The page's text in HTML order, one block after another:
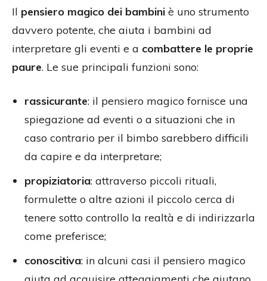
Il pensiero magico dei bambini è uno strumento
davvero potente, che aiuta i bambini ad
interpretare gli eventi e a combattere le proprie
paure. Le sue principali funzioni sono:
rassicurante: il pensiero magico fornisce una
spiegazione ad eventi o a situazioni che in
caso contrario per il bimbo sarebbero difficili
da capire e da interpretare;
propiziatoria: attraverso piccoli rituali,
formulette o altre azioni il piccolo cerca di
tenere sotto controllo la realtà e di indirizzarla
come preferisce;
conoscitiva: in alcuni casi il pensiero magico